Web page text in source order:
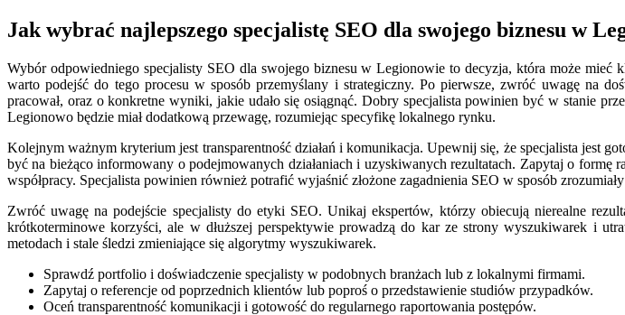
Jak wybrać najlepszego specjalistę SEO dla swojego biznesu w
Wybór odpowiedniego specjalisty SEO dla swojego biznesu w Legionowie to decyzja, która może
warto podejść do tego procesu w sposób przemyślany i strategiczny. Po pierwsze, zwróć uwagę na
pracował, oraz o konkretne wyniki, jakie udało się osiągnąć. Dobry specjalista powinien być w stanie
Legionowo będzie miał dodatkową przewagę, rozumiejąc specyfikę lokalnego rynku.
Kolejnym ważnym kryterium jest transparentność działań i komunikacja. Upewnij się, że specjalista jest
być na bieżąco informowany o podejmowanych działaniach i uzyskiwanych rezultatach. Zapytaj o
współpracy. Specjalista powinien również potrafić wyjaśnić złożone zagadnienia SEO w sposób
Zwróć uwagę na podejście specjalisty do etyki SEO. Unikaj ekspertów, którzy obiecują nierealne
krótkoterminowe korzyści, ale w dłuższej perspektywie prowadzą do kar ze strony wyszukiwarek i
metodach i stale śledzi zmieniające się algorytmy wyszukiwarek.
Sprawdź portfolio i doświadczenie specjalisty w podobnych branżach lub z lokalnymi firmami.
Zapytaj o referencje od poprzednich klientów lub poproś o przedstawienie studiów przypadków.
Oceń transparentność komunikacji i gotowość do regularnego raportowania postępów.